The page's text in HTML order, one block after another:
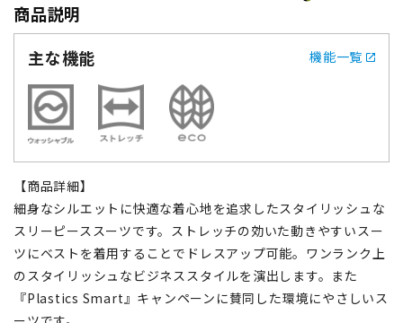
商品説明
主な機能
機能一覧
【商品詳細】
細身なシルエットに快適な着心地を追求したスタイリッシュな
スリーピーススーツです。ストレッチの効いた動きやすいスー
ツにベストを着用することでドレスアップ可能。ワンランク上
のスタイリッシュなビジネススタイルを演出します。また
『Plastics Smart』キャンペーンに賛同した環境にやさしいス